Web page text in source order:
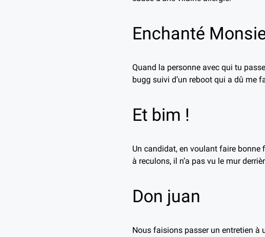
Enchanté
Quand la personne avec qui tu
bugg suivi d’un reboot qui a dû me
Et bim !
Un candidat, en voulant faire bonne
à reculons, il n’a pas vu le mur
Don juan
Nous faisions passer un entretien